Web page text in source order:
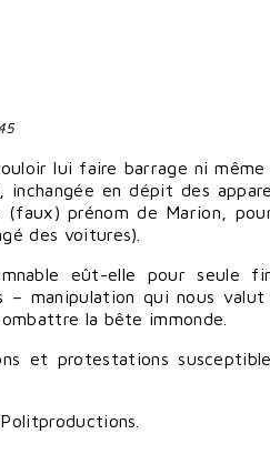
lui faire barrage ni
en dépit des
prénom de Marion,
des voitures).
eût-elle pour seule
manipulation qui nous valut
la bête immonde.
et protestations